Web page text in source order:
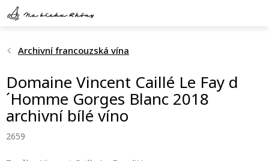
Přejít
na
Archivní francouzská vína
Domaine Vincent Caillé Le Fay d
´Homme Gorges Blanc 2018
archivní bílé víno
2659